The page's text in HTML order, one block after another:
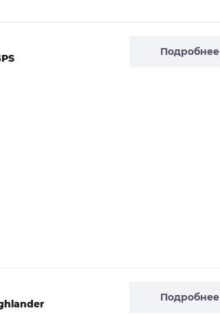
Подробнее
Подробнее